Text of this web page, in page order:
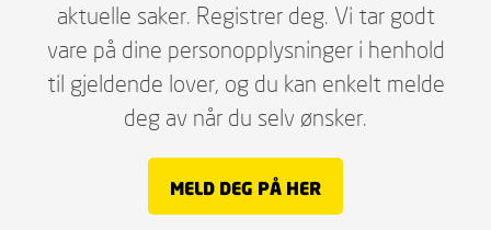
aktuelle saker. Registrer deg. Vi tar godt
vare på dine personopplysninger i henhold
til gjeldende lover, og du kan enkelt melde
deg av når du selv ønsker.
MELD DEG PÅ HER